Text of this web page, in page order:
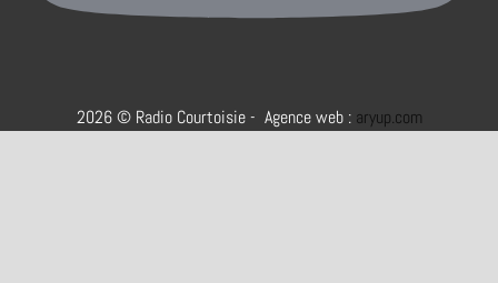
2026 © Radio Courtoisie - Agence web : aryup.com